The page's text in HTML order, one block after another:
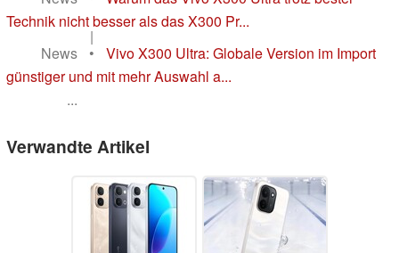
Technik nicht besser als das X300 Pr...
|
News
•
Vivo X300 Ultra: Globale Version im Import
günstiger und mit mehr Auswahl a...
...
Verwandte Artikel